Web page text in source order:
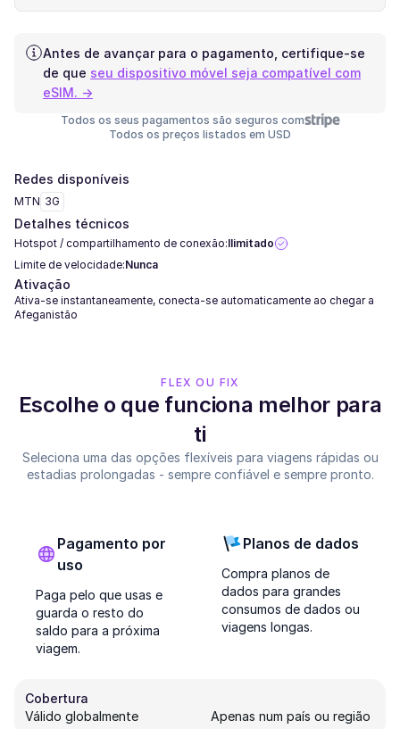
Antes de avançar para o pagamento, certifique-se
de que seu dispositivo móvel seja compatível com
eSIM. →
Todos os seus pagamentos são seguros com
Todos os preços listados em USD
Redes disponíveis
MTN 3G
Detalhes técnicos
Hotspot / compartilhamento de conexão:Ilimitado
Limite de velocidade:Nunca
Ativação
Ativa-se instantaneamente, conecta-se automaticamente ao chegar a
Afeganistão
FLEX OU FIX
Escolhe o que funciona melhor para
ti
Seleciona uma das opções flexíveis para viagens rápidas ou
estadias prolongadas - sempre confiável e sempre pronto.
Pagamento por
uso
Paga pelo que usas e
guarda o resto do
saldo para a próxima
viagem.
Planos de dados
Compra planos de
dados para grandes
consumos de dados ou
viagens longas.
Cobertura
Válido globalmente
Apenas num país ou região